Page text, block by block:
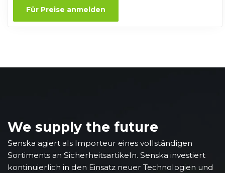
Für Preise anmelden
We supply the future
Senska agiert als Importeur eines vollständigen
Sortiments an Sicherheitsartikeln. Senska investiert
kontinuierlich in den Einsatz neuer Technologien und